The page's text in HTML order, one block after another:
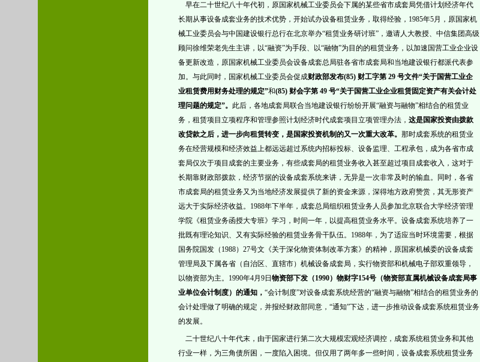
早在二十世纪八十年代初，原国家机械工业委员会下属的某些省市成套局凭借计划经济年代
长期从事设备成套业务的技术优势，开始试办设备租赁业务，取得经验，1985年5月，原国家机
械工业委员会与中国建设银行总行在北京举办“租赁业务研讨班”，邀请人大教授、中信集团高级
顾问徐维荣老先生主讲，以“融资”为手段、以“融物”为目的的租赁业务，以加速国营工业企业设
备更新改造，原国家机械工业委员会设备成套总局驻各省市成套局和当地建设银行都派代表参
加。与此同时，国家机械工业委员会促成财政部发布(85) 财工字第 29 号文件“关于国营工业企
业租赁费用财务处理的规定”和(85) 财会字第 49 号“关于国营工业企业租赁固定资产有关会计处
理问题的规定”。 此后，各地成套局联合当地建设银行纷纷开展“融资与融物”相结合的租赁业
务，租赁项目立项程序和管理参照计划经济时代成套项目立项管理办法， 这是国家投资由拨款
改贷款之后，进一步向租赁转变，是国家投资机制的又一次重大改革。 那时成套系统的租赁业
务在经营规模和经济效益上都远远超过系统内招标投标、设备监理、工程承包，成为各省市成
套局仅次于项目成套的主要业务，有些成套局的租赁业务收入甚至超过项目成套收入，这对于
长期靠财政部拨款，经济节据的设备成套系统来讲，无异是一次非常及时的输血。同时，各省
市成套局的租赁业务又为当地经济发展提供了新的资金来源，深得地方政府赞赏，其无形资产
远大于实际经济收益。
1988年下半年，成套总局组织租赁业务人员参加北京联合大学经济管理
学院《租赁业务函授大专班》学习，时间一年，以提高租赁业务水平。设备成套系统培养了一
批既有理论知识、又有实际经验的租赁业务骨干队伍。1988年，为了适应当时环境需要，根据
国务院国发（1988）27号文《关于深化物资体制改革方案》的精神，原国家机械委的设备成套
管理局及下属各省（自治区、直辖市）机械设备成套局，实行物资部和机械电子部双重领导，
以物资部为主。1990年4月9日 物资部下发（1990）物财字154号（物资部直属机械设备成套局事
业单位会计制度）的通知， “会计制度”对设备成套系统经营的“融资与融物”相结合的租赁业务的
会计处理做了明确的规定，并报经财政部同意，“通知”下达，进一步推动设备成套系统租赁业务
的发展。
二十世纪八十年代末，由于国家进行第二次大规模宏观经济调控，成套系统租赁业务和其他
行业一样，为三角债所困，一度陷入困境。但仅用了两年多一些时间，设备成套系统租赁业务